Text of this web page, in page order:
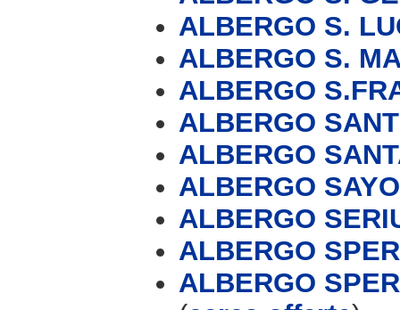
ALBERGO S.
ALBERGO S.
ALBERGO
ALBERGO
ALBERGO
ALBERGO
ALBERGO
ALBERGO
ALBERGO